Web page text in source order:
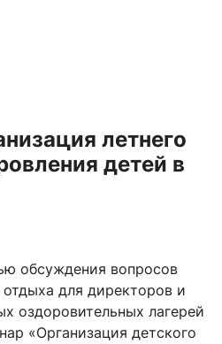
летнего
детей в
обсуждения вопросов
для директоров и
оздоровительных лагерей
«Организация детского